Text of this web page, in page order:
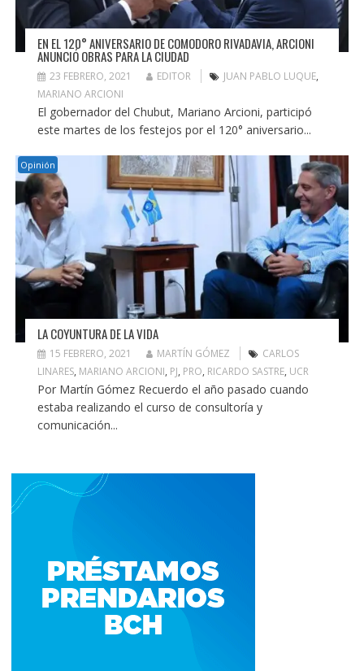
EN EL 120° ANIVERSARIO DE COMODORO RIVADAVIA, ARCIONI
ANUNCIÓ OBRAS PARA LA CIUDAD
23 FEBRERO, 2021 EDITOR JUAN PABLO LUQUE,
MARIANO ARCIONI
El gobernador del Chubut, Mariano Arcioni, participó
este martes de los festejos por el 120° aniversario...
Opinión
LA COYUNTURA DE LA VIDA
15 FEBRERO, 2021 MARTÍN GÓMEZ
CARLOS
LINARES, MARIANO ARCIONI, PJ, PRO, RICARDO SASTRE, UCR
Por Martín Gómez Recuerdo el año pasado cuando
estaba realizando el curso de consultoría y
comunicación...